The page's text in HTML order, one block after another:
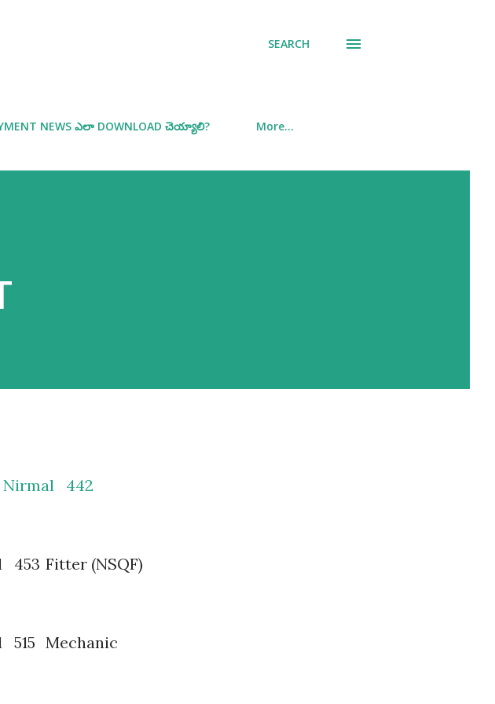
SEARCH
NEWS ఎలా DOWNLOAD చెయ్యాలి? More…
Nirmal
442
453 Fitter (NSQF)
515 Mechanic